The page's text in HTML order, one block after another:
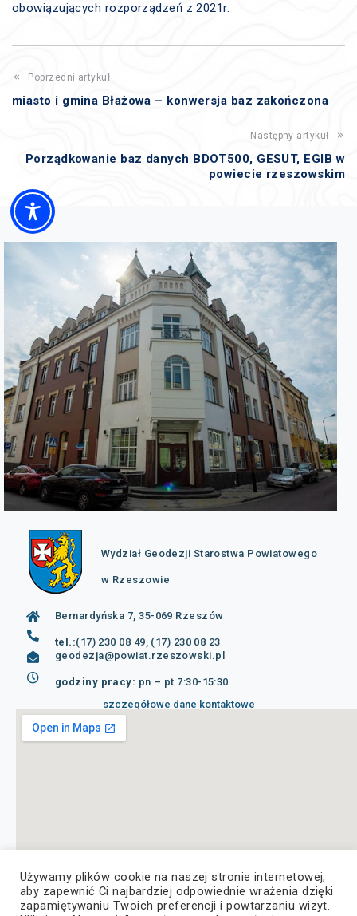
obowiązujących rozporządzeń z 2021r.
Poprzedni artykuł
miasto i gmina Błażowa – konwersja baz zakończona
Następny artykuł
Porządkowanie baz danych BDOT500, GESUT, EGIB w
powiecie rzeszowskim
Wydział Geodezji Starostwa Powiatowego
w Rzeszowie
Bernardyńska 7, 35-069 Rzeszów
tel.:(17) 230 08 49, (17) 230 08 23
geodezja@powiat.rzeszowski.pl
godziny pracy: pn – pt 7:30-15:30
szczegółowe dane kontaktowe
Używamy plików cookie na naszej stronie internetowej,
aby zapewnić Ci najbardziej odpowiednie wrażenia dzięki
zapamiętywaniu Twoich preferencji i powtarzaniu wizyt.